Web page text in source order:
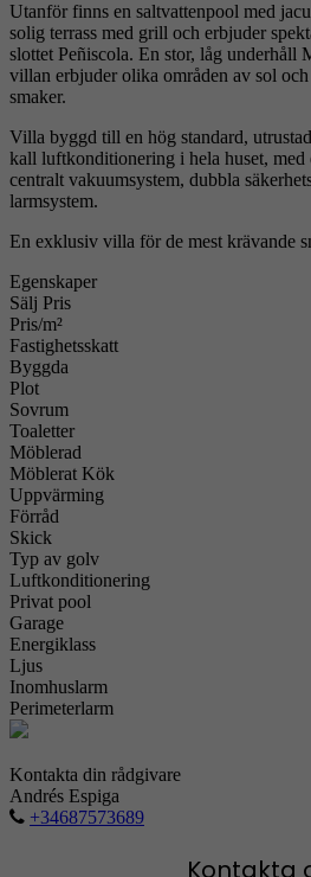
Utanför finns en saltvattenpool med
solig terrass med grill och erbjuder
slottet Peñiscola. En stor, låg underhåll
villan erbjuder olika områden av sol och
smaker.
Villa byggd till en hög standard,
kall luftkonditionering i hela huset, med
centralt vakuumsystem, dubbla
larmsystem.
En exklusiv villa för de mest krävande
Egenskaper
Sälj Pris
Pris/m²
Fastighetsskatt
Byggda
Plot
Sovrum
Toaletter
Möblerad
Möblerat Kök
Uppvärming
Förråd
Skick
Typ av golv
Luftkonditionering
Privat pool
Garage
Energiklass
Ljus
Inomhuslarm
Perimeterlarm
Kontakta din rådgivare
Andrés Espiga
+34687573689
Kontakta